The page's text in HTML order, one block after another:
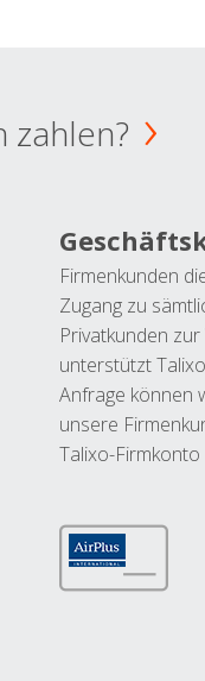
zahlen?
Firmenkunden
Zugang zu
Privatkunden
unterstützt
Anfrage können
unsere
Talixo-